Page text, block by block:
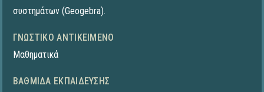
συστημάτων (Geogebra).
ΓΝΩΣΤΙΚΌ ΑΝΤΙΚΕΊΜΕΝΟ
Μαθηματικά
ΒΑΘΜΊΔΑ ΕΚΠΑΊΔΕΥΣΗΣ